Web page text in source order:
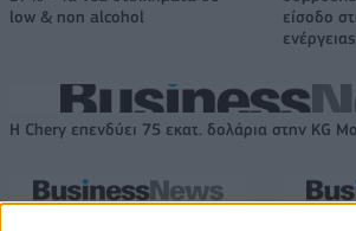
low & non alcohol
είσοδο
ενέργειας
Η Chery επενδύει 75 εκατ. δολάρια στην KG